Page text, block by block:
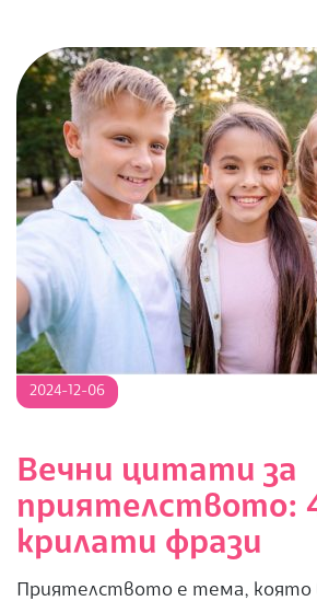
2024-
2024-12-06
Вечни цитати за
приятелството:
крилати фрази
Приятелството е тема, която